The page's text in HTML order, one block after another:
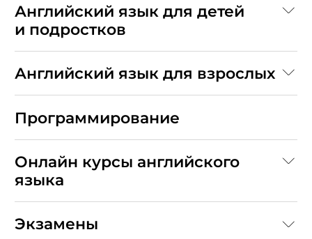
Английский язык для детей
и подростков
Английский язык для взрослых
Программирование
Онлайн курсы английского
языка
Экзамены